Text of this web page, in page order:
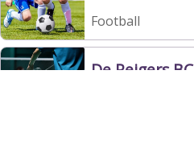
Football
De Reigers BC